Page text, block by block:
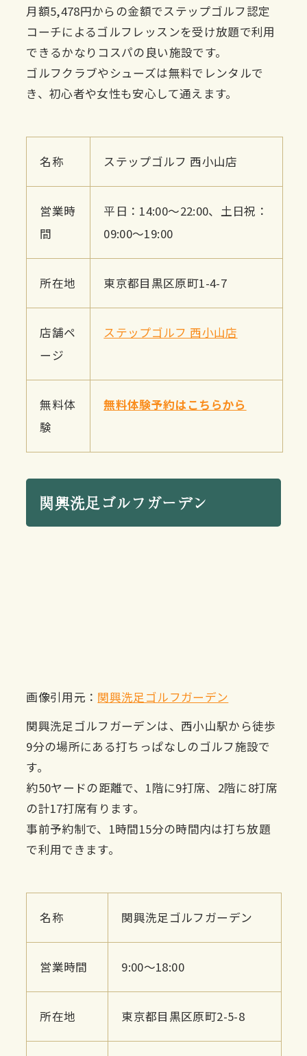
月額5,478円からの金額でステップゴルフ認定
コーチによるゴルフレッスンを受け放題で利用
できるかなりコスパの良い施設です。
ゴルフクラブやシューズは無料でレンタルで
き、初心者や女性も安心して通えます。
名称 ステップゴルフ 西小山店
営業時
間
平日：14:00～22:00、土日祝：
09:00～19:00
所在地 東京都目黒区原町1-4-7
店舗ペ
ージ
ステップゴルフ 西小山店
無料体
験
無料体験予約はこちらから
関興洗足ゴルフガーデン
画像引用元： 関興洗足ゴルフガーデン
関興洗足ゴルフガーデンは、西小山駅から徒歩
9分の場所にある打ちっぱなしのゴルフ施設で
す。
約50ヤードの距離で、1階に9打席、2階に8打席
の計17打席有ります。
事前予約制で、1時間15分の時間内は打ち放題
で利用できます。
名称 関興洗足ゴルフガーデン
営業時間 9:00〜18:00
所在地 東京都目黒区原町2-5-8